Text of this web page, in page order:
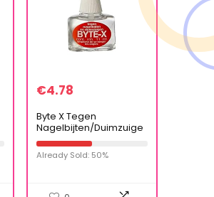
€4.78
Byte X Tegen
Nagelbijten/Duimzuige
n, 11ml
Already Sold: 50%